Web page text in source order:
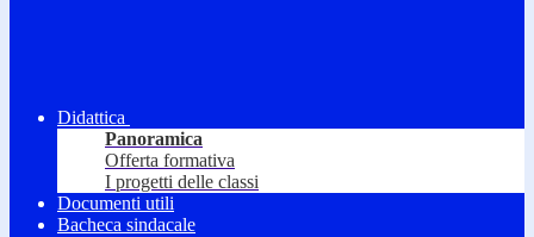
Didattica
Panoramica
Offerta formativa
I progetti delle classi
Documenti utili
Bacheca sindacale